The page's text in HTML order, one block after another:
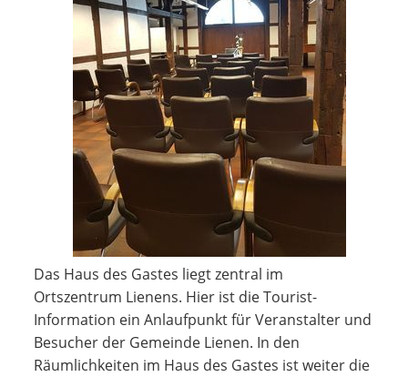
Das Haus des Gastes liegt zentral im
Ortszentrum Lienens. Hier ist die Tourist-
Information ein Anlaufpunkt für Veranstalter und
Besucher der Gemeinde Lienen. In den
Räumlichkeiten im Haus des Gastes ist weiter die